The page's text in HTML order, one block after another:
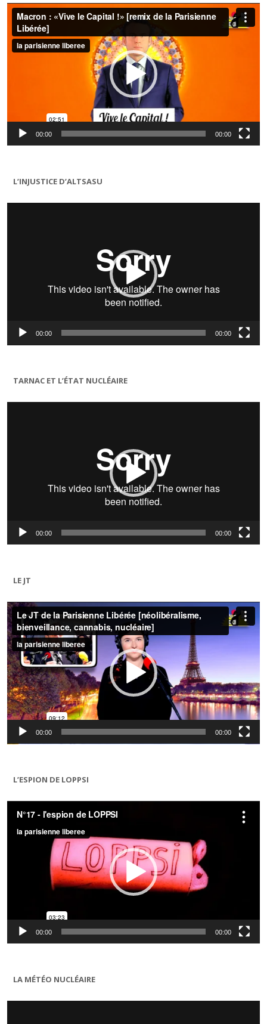
Lecteur
vidéo
00:00 00:00
L’INJUSTICE D’ALTSASU
Lecteur
00:00 00:00
TARNAC ET L’ÉTAT NUCLÉAIRE
Lecteur
00:00 00:00
LE JT
Lecteur
vidéo
00:00 00:00
L’ESPION DE LOPPSI
Lecteur
vidéo
00:00 00:00
LA MÉTÉO NUCLÉAIRE
Lecteur